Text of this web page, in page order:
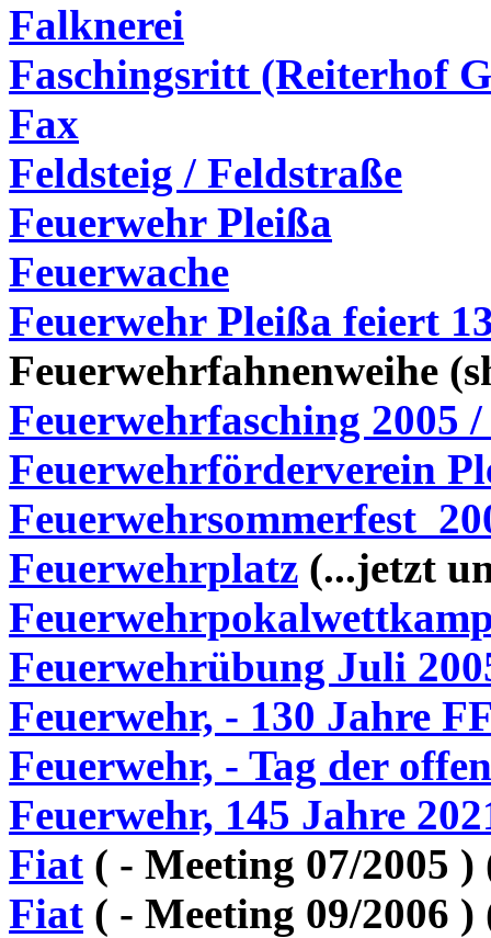
Falknerei
Faschingsritt (Reiterhof
Fax
Feldsteig / Feldstraße
Feuerwehr Pleißa
Feuerwache
Feuerwehr Pleißa feiert
Feuerwehrfahnenweihe (
Feuerwehrfasching 2005 /
Feuerwehrförderverein
Feuerwehrsommerfest
Feuerwehrplatz (...jetzt
Feuerwehrübung Juli
Feuerwehr, - 130 Jahre
Feuerwehr, - Tag der
Feuerwehr, 145 Jahre
Fiat ( - Meeting 07/2005
Fiat ( - Meeting 09/2006